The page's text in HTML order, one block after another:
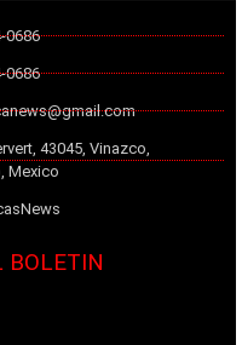
0686
0686
43045, Vinazco,
Mexico
BOLETIN